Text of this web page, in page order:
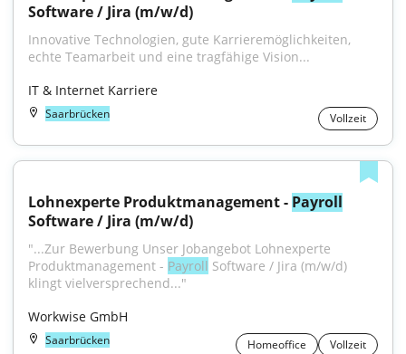
Software / Jira (m/w/d)
Innovative Technologien, gute Karrieremöglichkeiten,
echte Teamarbeit und eine tragfähige Vision...
IT & Internet Karriere
Saarbrücken Vollzeit
Lohnexperte Produktmanagement - Payroll
Software / Jira (m/w/d)
"...Zur Bewerbung Unser Jobangebot Lohnexperte
Produktmanagement - Payroll Software / Jira (m/w/d)
klingt vielversprechend..."
Workwise GmbH
Saarbrücken Homeoffice Vollzeit